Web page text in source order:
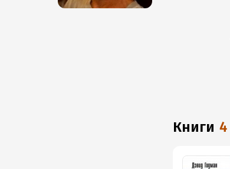
книги 4